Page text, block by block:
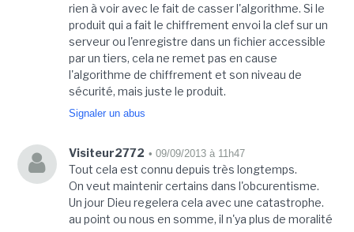
rien à voir avec le fait de casser l'algorithme. Si le
produit qui a fait le chiffrement envoi la clef sur un
serveur ou l'enregistre dans un fichier accessible
par un tiers, cela ne remet pas en cause
l'algorithme de chiffrement et son niveau de
sécurité, mais juste le produit.
Signaler un abus
Visiteur2772 • 09/09/2013 à 11h47
Tout cela est connu depuis très longtemps.
On veut maintenir certains dans l'obcurentisme.
Un jour Dieu regelera cela avec une catastrophe.
au point ou nous en somme, il n'ya plus de moralité